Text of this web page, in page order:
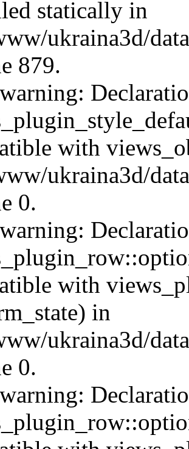
statically in
ukraina3d/
879.
with
ukraina3d/
0.
with
in
ukraina3d/
0.